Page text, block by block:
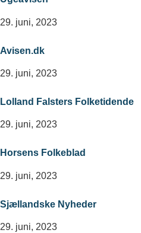
29. juni, 2023
Avisen.dk
29. juni, 2023
Lolland Falsters Folketidende
29. juni, 2023
Horsens Folkeblad
29. juni, 2023
Sjællandske Nyheder
29. juni, 2023